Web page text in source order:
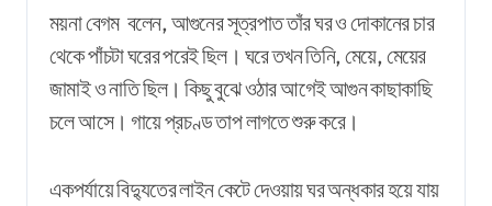
ময়না বেগম বলেন, আগুনের সূত্রপাত তাঁর ঘর ও দোকানের চার
থেকে পাঁচটা ঘরের পরেই ছিল। ঘরে তখন তিনি, মেয়ে, মেয়ের
জামাই ও নাতি ছিল। কিছু বুঝে ওঠার আগেই আগুন কাছাকাছি
চলে আসে। গায়ে প্রচণ্ড তাপ লাগতে শুরু করে।
একপর্যায়ে বিদ্যুতের লাইনকেটেদেওয়ায়ঘরঅন্ধকারহয়েযায়